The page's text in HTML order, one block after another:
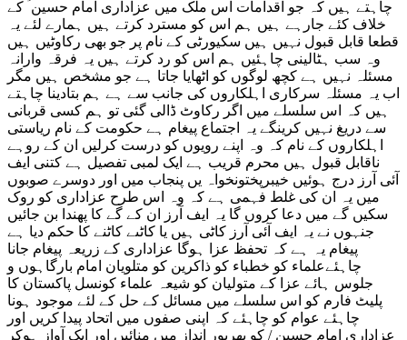
چاہتے ہیں کہ جو اقدامات اس ملک میں عزاداری امام حسین ؑ کے
خلاف کئے جارہے ہیں ہم اس کو مسترد کرتے ہیں ہمارے لئے یہ
قطعا قابل قبول نہیں ہیں سکیورٹی کے نام پر جو بھی رکاوٹیں ہیں
وہ سب ہٹالینی چاہئیں ہم اس کو رد کرتے ہیں یہ فرقہ وارانہ
مسئلہ نہیں ہے کچھ لوگوں کو اٹھایا جاتا ہے جو مشخص ہیں مگر
اب یہ مسئلہ سرکاری اہلکاروں کی جانب سے ہے ہم بتادینا چاہتے
ہیں کہ اس سلسلے میں اگر رکاوٹ ڈالی گئی تو ہم کسی قربانی
سے دریغ نہیں کرینگے یہ اجتماع پیغام ہے حکومت کے نام ریاستی
اہلکاروں کے نام کہ وہ اپنے رویوں کو درست کرلیں ان کے روہے
ناقابل قبول ہیں محرم قریب ہے ایک لمبی تفصیل ہے کتنی ایف
آئی آرز درج ہوئیں خیبرپختونخواہ یں پنجاب میں اور دوسرے صوبوں
میں یہ ان کی غلط فہمی ہے کہ وہ اس طرح عزاداری کو روک
سکیں گے میں دعا کروں گا یہ ایف آرز ان کے گے کا پھندا بن جائیں
جنہوں نے یہ ایف آئی آرز کاٹی ہیں یا کاٹںے کاٹنے کا حکم دیا ہے
پیغام یہ ہے کہ تحفظ عزا ہوگا عزاداری کے زریعہ پیغام جانا
چاہئےعلماء کو خطباء کو ذاکرین کو متلویان امام بارگاہوں و
جلوس ہائے عزا کے متولیان کو شیعہ علماء کونسل پاکستان کا
پلیٹ فارم کو اس سلسلے میں مسائل کے حل کے لئے موجود ہونا
چاہئے عوام کو چاہئے کہ اپنی صفوں میں اتحاد پیدا کریں اور
عزاداری امام حسین / کو بھرپور انداز میں منائیں اور ایک آواز ہوکر